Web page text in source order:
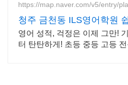
https://map.naver.com/v5/entry/
청주 금천동 ILS영어학원
재미있게 배우는 영어
영어 성적, 걱정은 이제 그만!
터 탄탄하게! 초등 중등 고등 전